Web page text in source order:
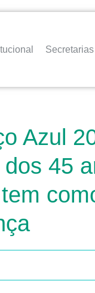
Azul
45